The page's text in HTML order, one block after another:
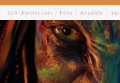
Scifi-Universe.com Films Actualités
Avatar : Fire and Ash - Zoe Saldaña incarne
nouvelle menace Na’vi